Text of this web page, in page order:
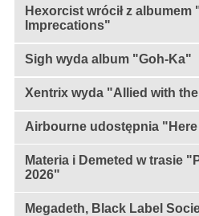
Hexorcist wrócił z albumem
Imprecations"
Sigh wyda album "Goh-Ka"
Xentrix wyda "Allied with
Airbourne udostępnia
Materia i Demeted w trasie
2026"
Megadeth, Black Label